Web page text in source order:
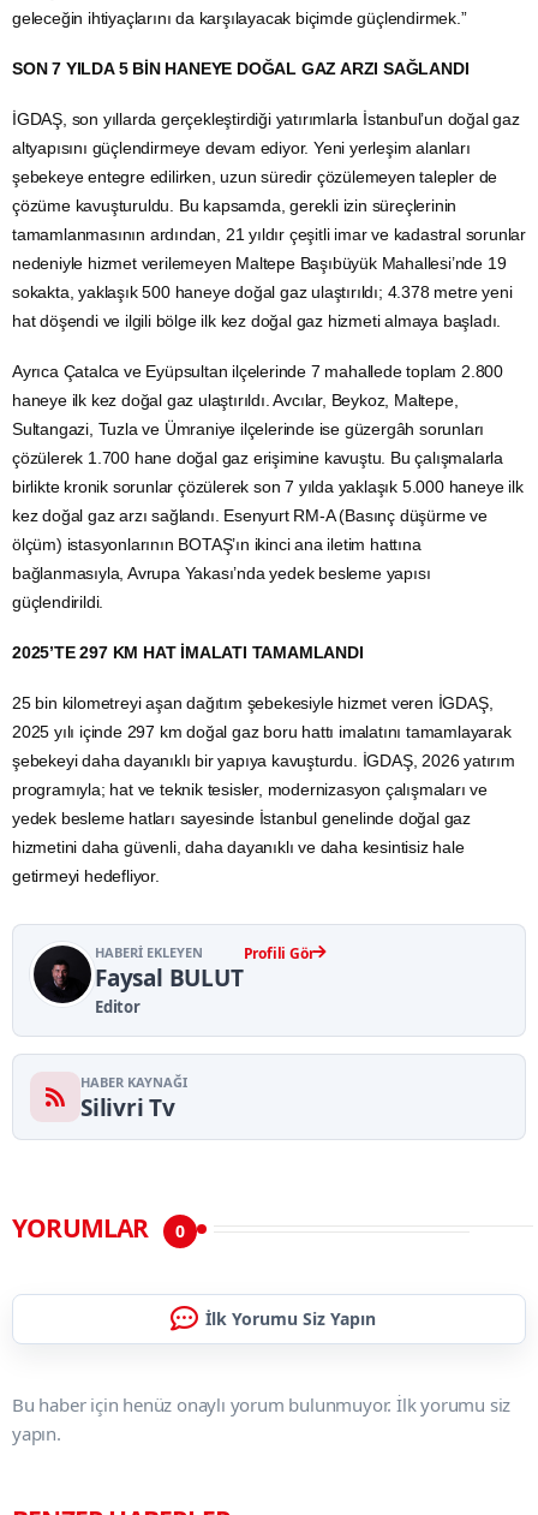
geleceğin ihtiyaçlarını da karşılayacak biçimde güçlendirmek.”
SON 7 YILDA 5 BİN HANEYE DOĞAL GAZ ARZI SAĞLANDI
İGDAŞ, son yıllarda gerçekleştirdiği yatırımlarla İstanbul’un doğal gaz
altyapısını güçlendirmeye devam ediyor. Yeni yerleşim alanları
şebekeye entegre edilirken, uzun süredir çözülemeyen talepler de
çözüme kavuşturuldu. Bu kapsamda, gerekli izin süreçlerinin
tamamlanmasının ardından, 21 yıldır çeşitli imar ve kadastral sorunlar
nedeniyle hizmet verilemeyen Maltepe Başıbüyük Mahallesi’nde 19
sokakta, yaklaşık 500 haneye doğal gaz ulaştırıldı; 4.378 metre yeni
hat döşendi ve ilgili bölge ilk kez doğal gaz hizmeti almaya başladı.
Ayrıca Çatalca ve Eyüpsultan ilçelerinde 7 mahallede toplam 2.800
haneye ilk kez doğal gaz ulaştırıldı. Avcılar, Beykoz, Maltepe,
Sultangazi, Tuzla ve Ümraniye ilçelerinde ise güzergâh sorunları
çözülerek 1.700 hane doğal gaz erişimine kavuştu. Bu çalışmalarla
birlikte kronik sorunlar çözülerek son 7 yılda yaklaşık 5.000 haneye ilk
kez doğal gaz arzı sağlandı. Esenyurt RM-A (Basınç düşürme ve
ölçüm) istasyonlarının BOTAŞ’ın ikinci ana iletim hattına
bağlanmasıyla, Avrupa Yakası’nda yedek besleme yapısı
güçlendirildi.
2025’TE 297 KM HAT İMALATI TAMAMLANDI
25 bin kilometreyi aşan dağıtım şebekesiyle hizmet veren İGDAŞ,
2025 yılı içinde 297 km doğal gaz boru hattı imalatını tamamlayarak
şebekeyi daha dayanıklı bir yapıya kavuşturdu. İGDAŞ, 2026 yatırım
programıyla; hat ve teknik tesisler, modernizasyon çalışmaları ve
yedek besleme hatları sayesinde İstanbul genelinde doğal gaz
hizmetini daha güvenli, daha dayanıklı ve daha kesintisiz hale
getirmeyi hedefliyor.
HABERI EKLEYEN
Faysal BULUT
Editor
Profili Gör
HABER KAYNAĞI
Silivri Tv
YORUMLAR 0
İlk Yorumu Siz Yapın
Bu haber için henüz onaylı yorum bulunmuyor. İlk yorumu siz
yapın.